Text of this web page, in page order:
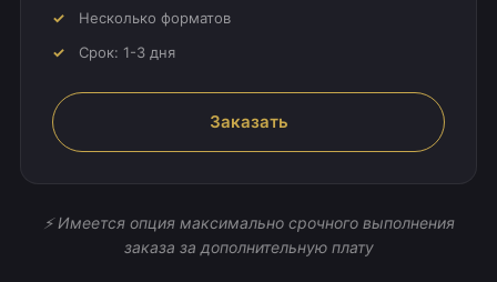
Несколько форматов
Срок: 1-3 дня
Заказать
⚡ Имеется опция максимально срочного выполнения
заказа за дополнительную плату